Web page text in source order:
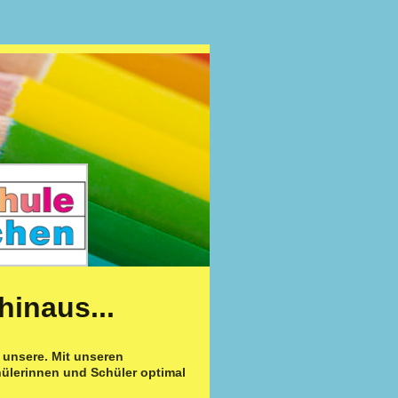
Mit unseren
und Schüler optimal